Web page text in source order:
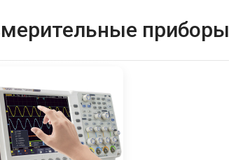
приборы